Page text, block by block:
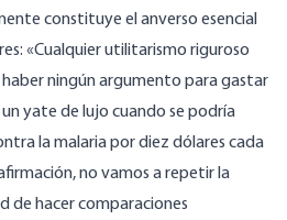
constituye el anverso esencial
«Cualquier utilitarismo riguroso
ningún argumento para gastar
yate de lujo cuando se podría
la malaria por diez dólares cada
no vamos a repetir la
de hacer comparaciones